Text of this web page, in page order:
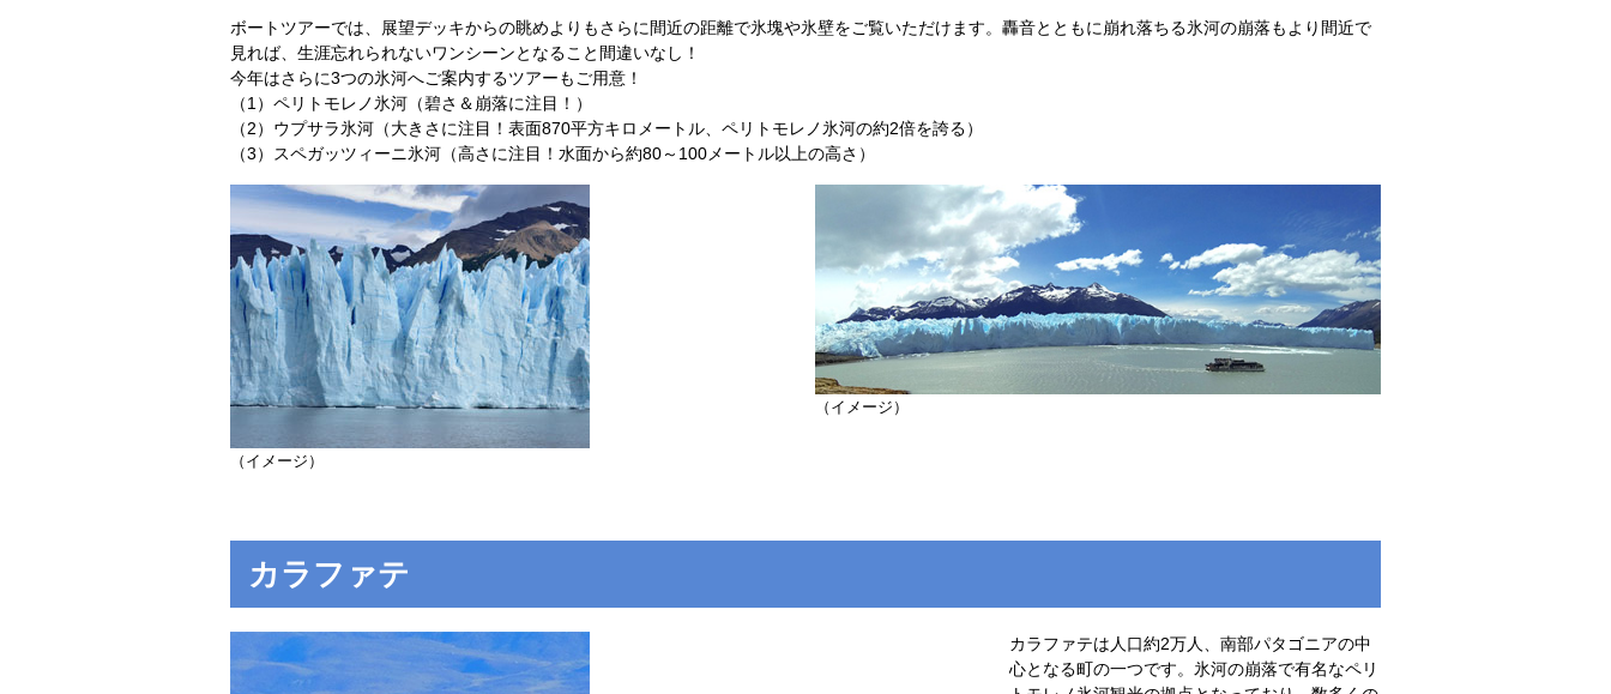
ボートツアーでは、展望デッキからの眺めよりもさらに間近の距離で氷塊や氷壁をご覧いただけます。轟音とともに崩れ落ちる氷河の崩落もより間近で
見れば、生涯忘れられないワンシーンとなること間違いなし！
今年はさらに3つの氷河へご案内するツアーもご用意！
（1）ペリトモレノ氷河（碧さ＆崩落に注目！）
（2）ウプサラ氷河（大きさに注目！表面870平方キロメートル、ペリトモレノ氷河の約2倍を誇る）
（3）スペガッツィーニ氷河（高さに注目！水面から約80～100メートル以上の高さ）
（イメージ）
（イメージ）
カラファテ
カラファテは人口約2万人、南部パタゴニアの中
心となる町の一つです。氷河の崩落で有名なペリ